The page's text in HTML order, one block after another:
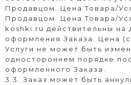
Продавцом. Цена Товара/
Продавцом. Цена Товара/
koshki.ru действительны на
оформления Заказа. Цена
Услуги не может быть
одностороннем порядке
оформленного Заказа.
3.3. Заказ может быть